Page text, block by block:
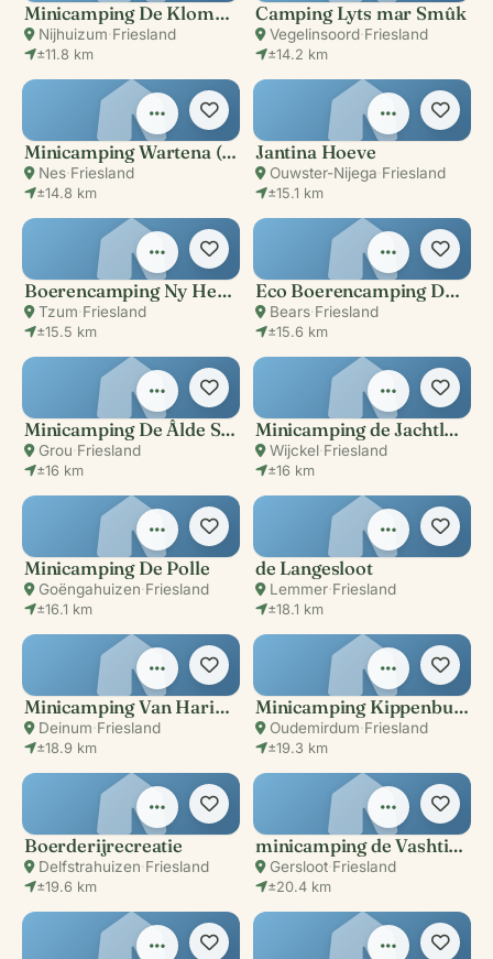
Minicamping De Klompen
Nijhuizum·Friesland
±11.8 km
Camping Lyts mar Smûk
Vegelinsoord·Friesland
±14.2 km
Minicamping Wartena (te Nes)
Nes·Friesland
±14.8 km
Jantina Hoeve
Ouwster-Nijega·Friesland
±15.1 km
Boerencamping Ny Herema
Tzum·Friesland
±15.5 km
Eco Boerencamping De Swetteblom
Bears·Friesland
±15.6 km
Minicamping De Âlde Stjelp
Grou·Friesland
±16 km
Minicamping de Jachtlusthoeve
Wijckel·Friesland
±16 km
Minicamping De Polle
Goëngahuizen·Friesland
±16.1 km
de Langesloot
Lemmer·Friesland
±18.1 km
Minicamping Van Harinxma
Deinum·Friesland
±18.9 km
Minicamping Kippenburg
Oudemirdum·Friesland
±19.3 km
Boerderijrecreatie
Delfstrahuizen·Friesland
±19.6 km
minicamping de Vashti-hoeve
Gersloot·Friesland
±20.4 km